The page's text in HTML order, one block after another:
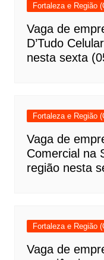
Fortaleza e Região
Vaga de
D’Tudo
nesta sexta
Fortaleza e Região
Vaga de
Comercial na
região nesta
Fortaleza e Região
Vaga de